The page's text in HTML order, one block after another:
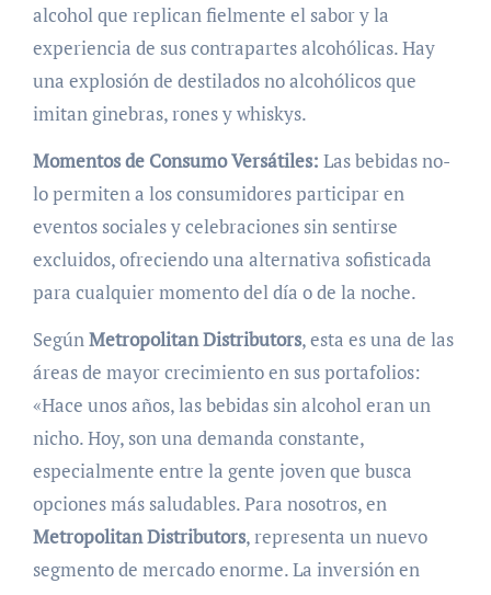
alcohol que replican fielmente el sabor y la
experiencia de sus contrapartes alcohólicas. Hay
una explosión de destilados no alcohólicos que
imitan ginebras, rones y whiskys.
Momentos de Consumo Versátiles: Las bebidas no-
lo permiten a los consumidores participar en
eventos sociales y celebraciones sin sentirse
excluidos, ofreciendo una alternativa sofisticada
para cualquier momento del día o de la noche.
SegúnMetropolitan Distributors, esta es una de las
áreas de mayor crecimiento en sus portafolios:
«Hace unos años, las bebidas sin alcohol eran un
nicho. Hoy, son una demanda constante,
especialmente entre la gente joven que busca
opciones más saludables. Para nosotros, en
Metropolitan Distributors, representa un nuevo
segmento de mercado enorme. La inversión en